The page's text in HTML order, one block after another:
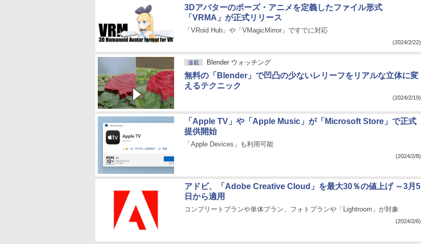
3Dアバターのポーズ・アニメを定義したファイル形式
「VRMA」が正式リリース
「VRoid Hub」や「VMagicMirror」ですでに対応
(2024/2/22)
連載 Blender ウォッチング
無料の「Blender」で凹凸の少ないレリーフをリアルな立体に変
えるテクニック
(2024/2/19)
「Apple TV」や「Apple Music」が「Microsoft Store」で正式
提供開始
「Apple Devices」も利用可能
(2024/2/8)
アドビ、「Adobe Creative Cloud」を最大30％の値上げ ～3月5
日から適用
コンプリートプランや単体プラン、フォトプランや「Lightroom」が対象
(2024/2/6)